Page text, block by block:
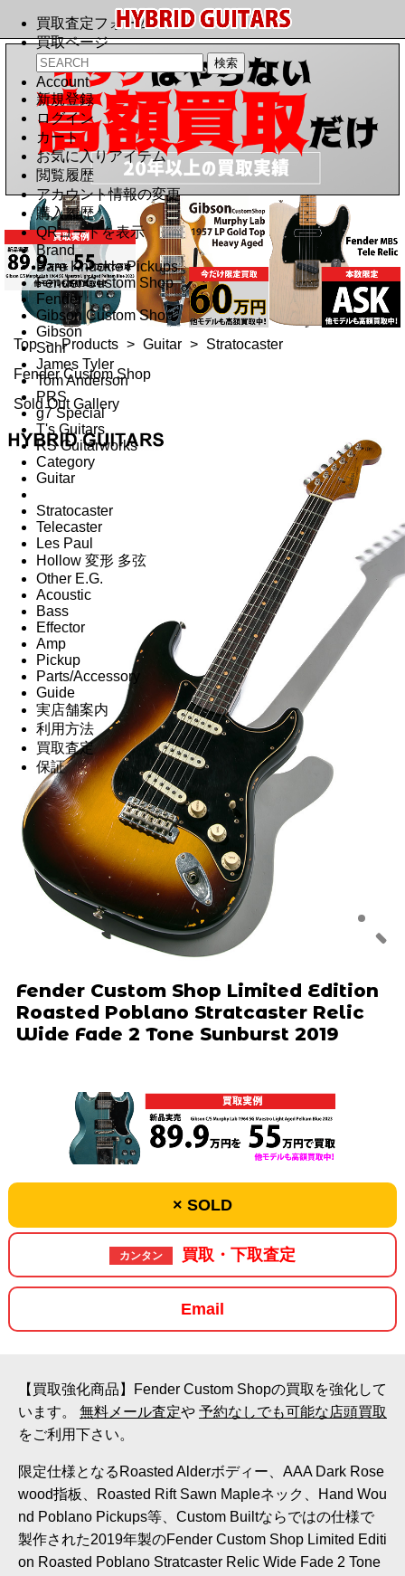
買取査定フォーム
買取ページ
Account
新規登録
ログイン
カート
お気に入りアイテム
閲覧履歴
アカウント情報の変更
購入履歴
QRコードを表示
Brand
Bare Knuckle Pickups
Fender Custom Shop
Fender
Gibson Custom Shop
Gibson
Suhr
James Tyler
Tom Anderson
PRS
g7 Special
T's Guitars
RS Guitarworks
Category
Guitar
Stratocaster
Telecaster
Les Paul
Hollow 変形 多弦
Other E.G.
Acoustic
Bass
Effector
Amp
Pickup
Parts/Accessory
Guide
実店舗案内
利用方法
買取査定
保証
Top > Products > Guitar > Stratocaster
Fender Custom Shop
Sold Out Gallery
Fender Custom Shop Limited Edition
Roasted Poblano Stratcaster Relic
Wide Fade 2 Tone Sunburst 2019
× SOLD
カンタン 買取・下取査定
Email
【買取強化商品】Fender Custom Shopの買取を強化して
います。 無料メール査定や 予約なしでも可能な店頭買取
をご利用下さい。
限定仕様となるRoasted Alderボディー、AAA Dark Rose
wood指板、Roasted Rift Sawn Mapleネック、Hand Wou
nd Poblano Pickups等、Custom Builtならではの仕様で
製作された2019年製のFender Custom Shop Limited Editi
on Roasted Poblano Stratcaster Relic Wide Fade 2 Tone